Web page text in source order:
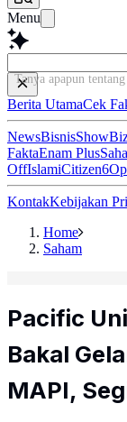
Menu
Tanya apapun
Berita UtamaCek
NewsBisnis
FaktaEnam Plus
OffIslamiCitizen6
KontakKebijakan
Home
Saham
Pacific
Bakal
MAPI,